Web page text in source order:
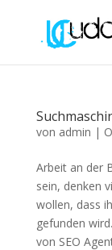
von admin |
Arbeit an der
sein, denken
wollen, dass
gefunden
von SEO